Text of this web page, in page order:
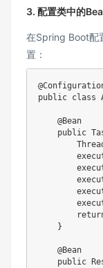
3. 配置类中的
在Spring Boot配
置：
public class
@Bean
public
}
@Bean
public